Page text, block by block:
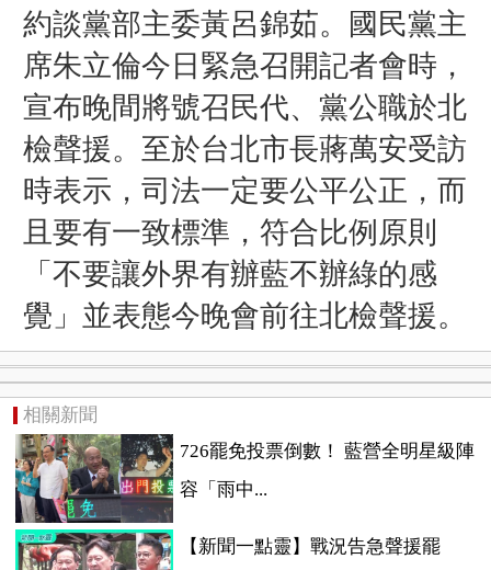
約談黨部主委黃呂錦茹。國民黨主
席朱立倫今日緊急召開記者會時，
宣布晚間將號召民代、黨公職於北
檢聲援。至於台北市長蔣萬安受訪
時表示，司法一定要公平公正，而
且要有一致標準，符合比例原則
「不要讓外界有辦藍不辦綠的感
覺」並表態今晚會前往北檢聲援。
相關新聞
726罷免投票倒數！ 藍營全明星級陣
容「雨中...
【新聞一點靈】戰況告急聲援罷